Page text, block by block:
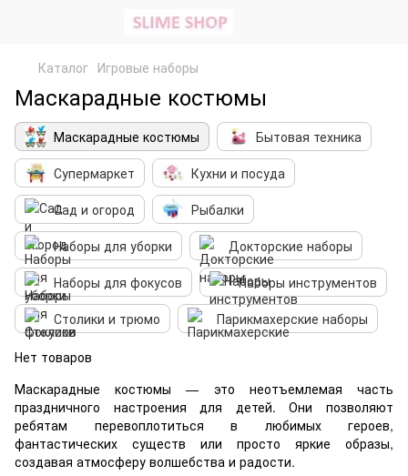
Каталог Игровые наборы
Маскарадные костюмы — это неотъемлемая часть
праздничного настроения для детей. Они позволяют
ребятам перевоплотиться в любимых героев,
фантастических существ или просто яркие образы,
создавая атмосферу волшебства и радости.
Маскарадные костюмы
Маскарадные костюмы
Бытовая техника
Супермаркет
Кухни и посуда
Сад и огород
Рыбалки
Наборы для уборки
Докторские наборы
Наборы для фокусов
Наборы инструментов
Столики и трюмо
Парикмахерские наборы
Нет товаров